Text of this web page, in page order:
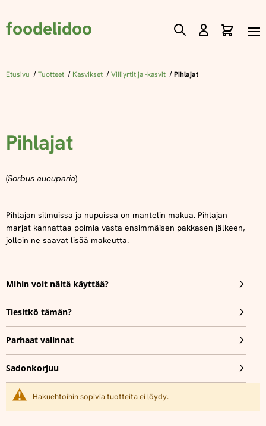
foodelidoo
Skip
Content
Etusivu Tuotteet Kasvikset Villiyrtit ja -kasvit Pihlajat
Pihlajat
(Sorbus aucuparia)
Pihlajan silmuissa ja nupuissa on mantelin makua. Pihlajan
marjat kannattaa poimia vasta ensimmäisen pakkasen jälkeen,
jolloin ne saavat lisää makeutta.
Mihin voit näitä käyttää?
Tiesitkö tämän?
Parhaat valinnat
Sadonkorjuu
Hakuehtoihin sopivia tuotteita ei löydy.